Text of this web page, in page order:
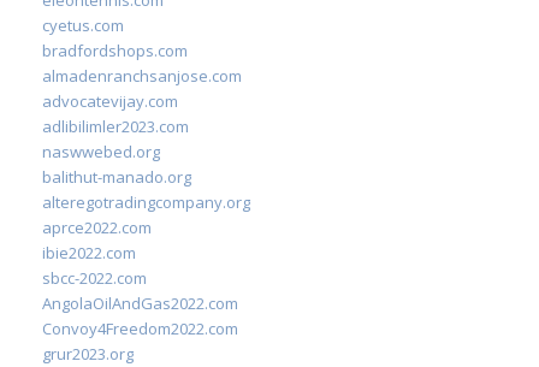
cyetus.com
bradfordshops.com
almadenranchsanjose.com
advocatevijay.com
adlibilimler2023.com
naswwebed.org
balithut-manado.org
alteregotradingcompany.org
aprce2022.com
ibie2022.com
sbcc-2022.com
AngolaOilAndGas2022.com
Convoy4Freedom2022.com
grur2023.org